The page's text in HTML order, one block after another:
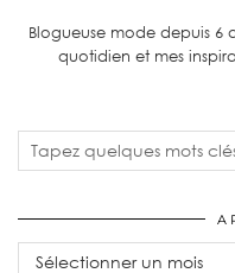
Blogueuse mode depuis 6
quotidien et mes
Archives